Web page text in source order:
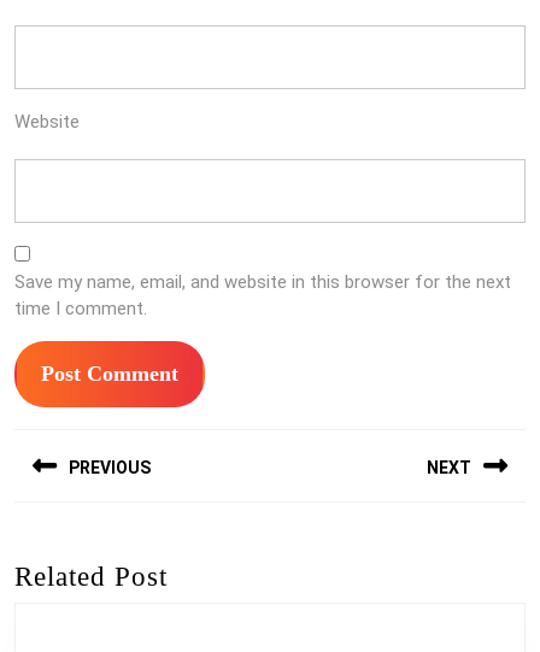
Website
Save my name, email, and website in this browser for the next
time I comment.
navigation
PREVIOUS NEXT
Related Post